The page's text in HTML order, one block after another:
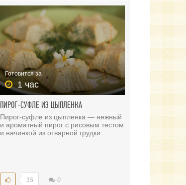
Готовится за
1 час
ПИРОГ-СУФЛЕ ИЗ ЦЫПЛЕНКА
Пирог-суфле из цыпленка — нежный
и ароматный пирог с рисовым тестом
и начинкой из отварной грудки
15 0